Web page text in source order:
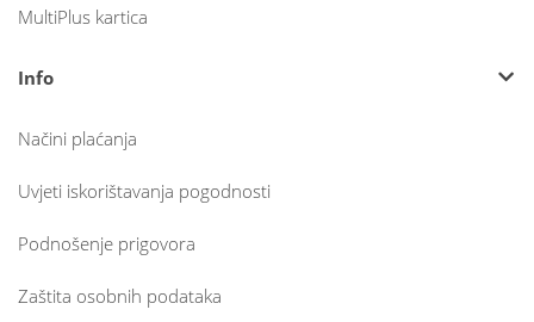
MultiPlus kartica
Info
Načini plaćanja
Uvjeti iskorištavanja pogodnosti
Podnošenje prigovora
Zaštita osobnih podataka